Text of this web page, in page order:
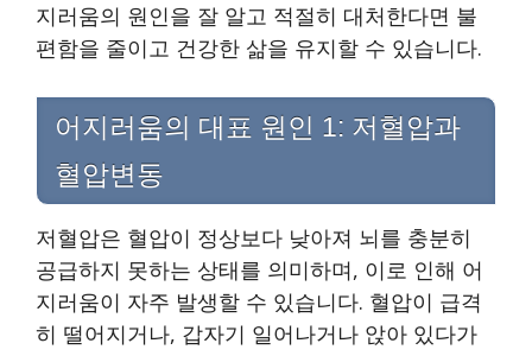
지러움의 원인을 잘 알고 적절히 대처한다면 불
편함을 줄이고 건강한 삶을 유지할 수 있습니다.
어지러움의 대표 원인 1: 저혈압과
혈압변동
저혈압은 혈압이 정상보다 낮아져 뇌를 충분히
공급하지 못하는 상태를 의미하며, 이로 인해 어
지러움이 자주 발생할 수 있습니다. 혈압이 급격
히 떨어지거나, 갑자기 일어나거나 앉아 있다가